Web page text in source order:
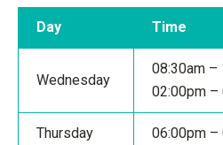
Day Time
Wednesday
08:30am –
02:00pm –
Thursday 06:00pm –